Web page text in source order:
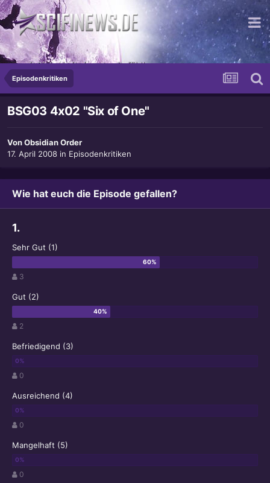
...mit Sicherheit ein gutes Gefühl!
Episodenkritiken
BSG03 4x02 "Six of One"
VonObsidian Order
17. April 2008 in Episodenkritiken
Wie hat euch die Episode gefallen?
1.
Sehr Gut (1)
3
Gut (2)
2
Befriedigend (3)
0
Ausreichend (4)
0
Mangelhaft (5)
0